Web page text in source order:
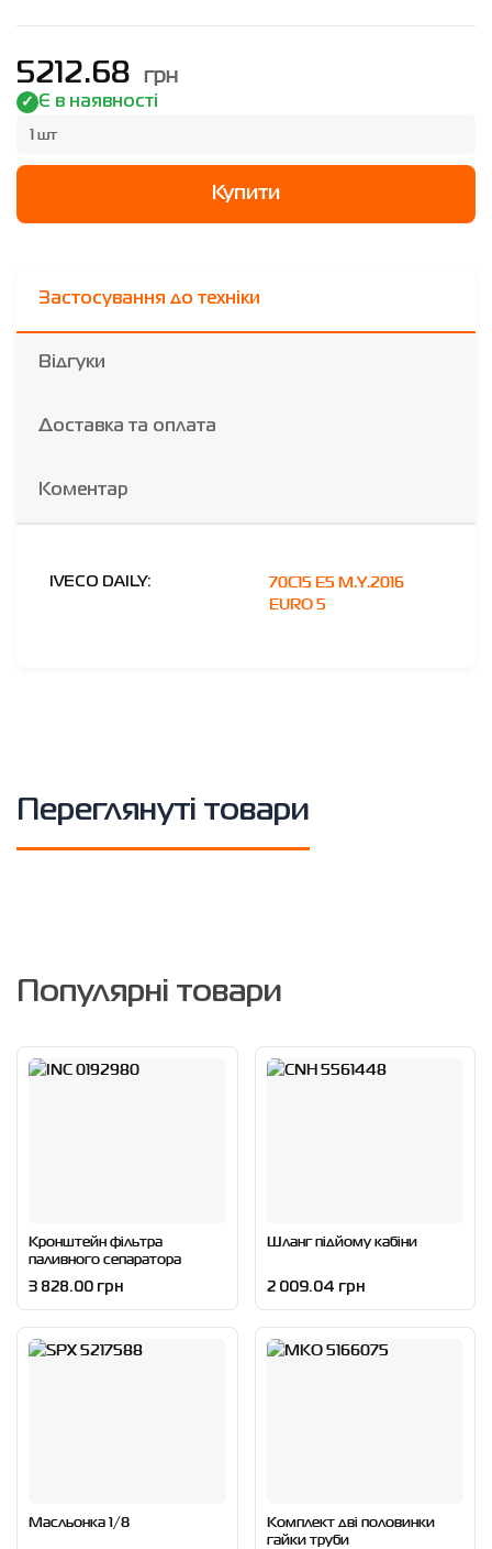
5212.68 грн
Є в наявності
1 шт
Купити
Застосування до техніки
Відгуки
Доставка та оплата
Коментар
IVECO DAILY:
70C15 E5 M.Y.2016
EURO 5
Переглянуті товари
Популярні товари
Кронштейн фільтра
паливного сепаратора
3 828.00 грн
Шланг підйому кабіни
2 009.04 грн
Масльонка 1/8
Комплект дві половинки
гайки труби